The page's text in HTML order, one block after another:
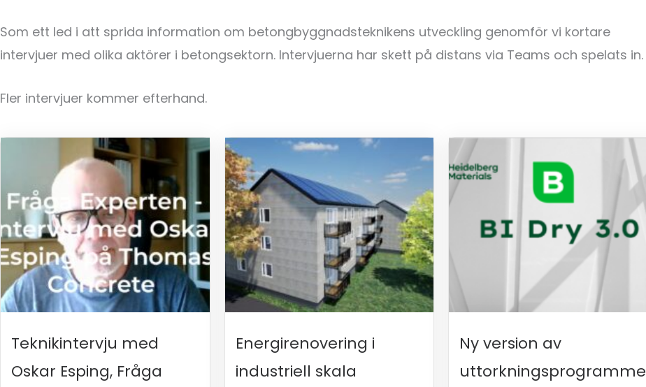
Som ett led i att sprida information om betongbyggnadsteknikens utveckling genomför vi kortare
intervjuer med olika aktörer i betongsektorn. Intervjuerna har skett på distans via Teams och spelats in.
Fler intervjuer kommer efterhand.
Teknikintervju med
Oskar Esping, Fråga
Energirenovering i
industriell skala
Ny version av
uttorkningsprogramme